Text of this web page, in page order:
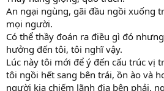
An ngại ngùng, gãi đầu ngồi xuống
mọi người.
Có thể thầy đoán ra điều gì đó
hưởng đến tôi, tôi nghĩ vậy.
Lúc này tôi mới để ý đến cấu trúc vị
tôi ngồi hết sang bên trái, ồn ào và
người kia chiếm lãnh địa bên phải,